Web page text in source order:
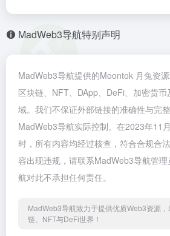
MadWeb3导航特别声明
MadWeb3导航提供的Moontok 月兔资
区块链、NFT、DApp、DeFi、加密货
域。我们不保证外部链接的准确性与完
MadWeb3导航实际控制。在2023年11
时，所有内容均经过核查，符合合规合
容出现违规，请联系MadWeb3导航管
航对此不承担任何责任。
MadWeb3导航致力于提供优质Web3资源
链、NFT与DeFi世界！